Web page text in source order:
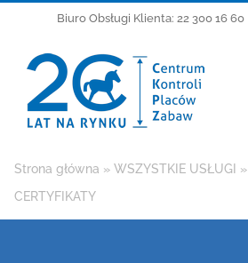
zawartości
Biuro Obsługi Klienta: 22 300 16 60
Strona główna » WSZYSTKIE USŁUGI »
CERTYFIKATY